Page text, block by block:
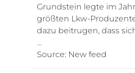
Grundstein legte im
größten Lkw-
dazu beitrugen, dass
…
Source: New feed